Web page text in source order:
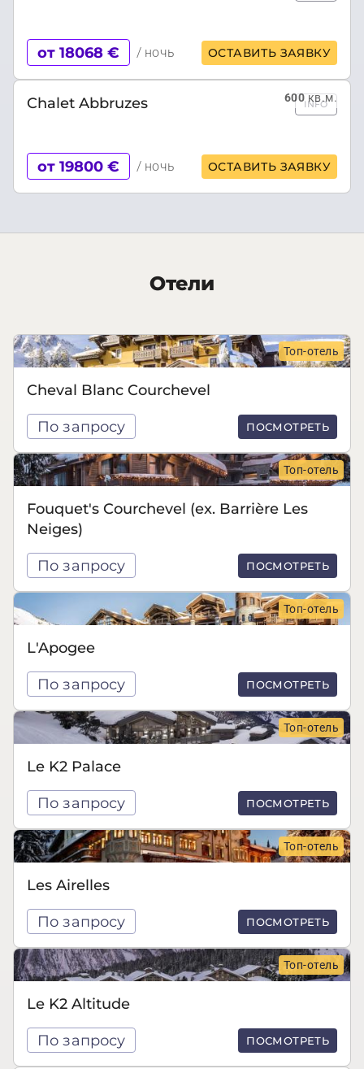
от 18068 € / ночь ОСТАВИТЬ ЗАЯВКУ
600кв.м.
Chalet Abbruzes INFO
от 19800 € / ночь ОСТАВИТЬ ЗАЯВКУ
Отели
Топ-отель
Cheval Blanc Courchevel
По запросу ПОСМОТРЕТЬ
Топ-отель
Fouquet's Courchevel (ex. Barrière Les
Neiges)
По запросу ПОСМОТРЕТЬ
Топ-отель
L'Apogee
По запросу ПОСМОТРЕТЬ
Топ-отель
Le K2 Palace
По запросу ПОСМОТРЕТЬ
Топ-отель
Les Airelles
По запросу ПОСМОТРЕТЬ
Топ-отель
Le K2 Altitude
По запросу ПОСМОТРЕТЬ